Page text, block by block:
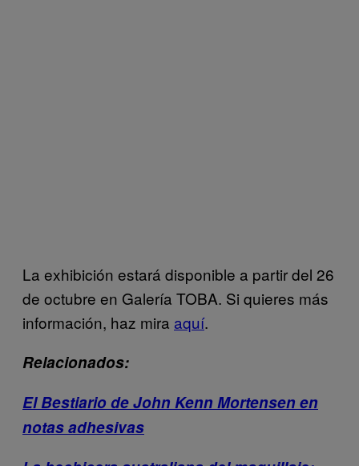
La exhibición estará disponible a partir del 26
de octubre en Galería TOBA. Si quieres más
información, haz mira aquí.
Relacionados:
El Bestiario de John Kenn Mortensen en
notas adhesivas